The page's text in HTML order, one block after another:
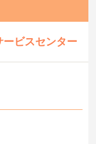
ービスセンター